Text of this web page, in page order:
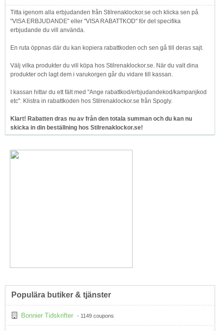
Titta igenom alla erbjudanden från Stilrenaklockor.se och klicka sen på
"VISA ERBJUDANDE" eller "VISA RABATTKOD" för det specifika
erbjudande du vill använda.
En ruta öppnas där du kan kopiera rabattkoden och sen gå till deras sajt.
Välj vilka produkter du vill köpa hos Stilrenaklockor.se. När du valt dina
produkter och lagt dem i varukorgen går du vidare till kassan.
I kassan hittar du ett fält med "Ange rabattkod/erbjudandekod/kampanjkod
etc". Klistra in rabattkoden hos Stilrenaklockor.se från Spogly.
Klart! Rabatten dras nu av från den totala summan och du kan nu
skicka in din beställning hos Stilrenaklockor.se!
Populära butiker & tjänster
Bonnier Tidskrifter - 1149 coupons